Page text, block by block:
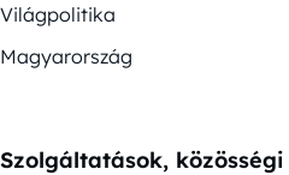
Világpolitika
Magyarország
Szolgáltatások,